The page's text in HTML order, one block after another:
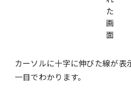
カーソルに十字に伸びた線が表
一目でわかります。